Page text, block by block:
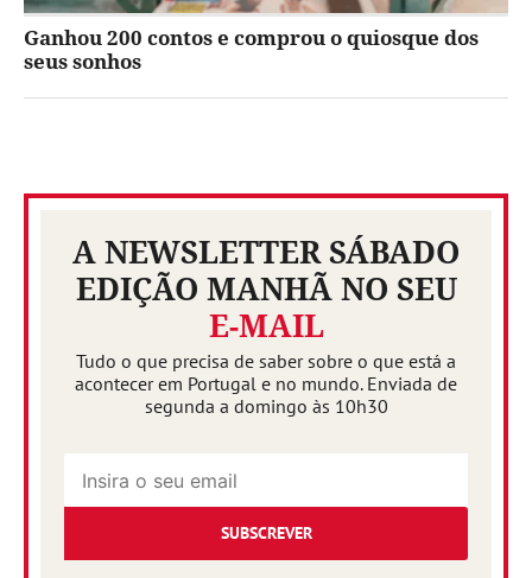
Ganhou 200 contos e comprou o quiosque dos
seus sonhos
A NEWSLETTER SÁBADO
EDIÇÃO MANHÃ NO SEU
E-MAIL
Tudo o que precisa de saber sobre o que está a
acontecer em Portugal e no mundo. Enviada de
segunda a domingo às 10h30
SUBSCREVER